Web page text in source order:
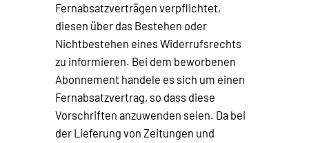
Fernabsatzverträgen verpflichtet,
diesen über das Bestehen oder
Nichtbestehen eines Widerrufsrechts
zu informieren. Bei dem beworbenen
Abonnement handele es sich um einen
Fernabsatzvertrag, so dass diese
Vorschriften anzuwenden seien. Da bei
der Lieferung von Zeitungen und